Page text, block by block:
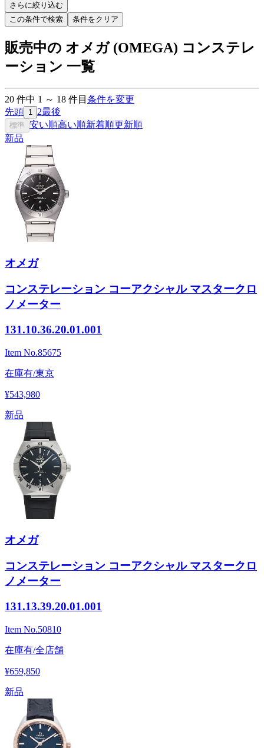
さらに絞り込む
この条件で検索
条件をクリア
販売中の オメガ (OMEGA) コンステレ
ーション 一覧
20 件中 1 ～ 18 件目 条件を変更
先頭 1 2最後
標準 安い順高い順新着順更新順
新品
オメガ
コンステレーション コーアクシャル マスタークロ
ノメーター
131.10.36.20.01.001
Item No.85675
在庫有/東京
¥543,980
新品
オメガ
コンステレーション コーアクシャル マスタークロ
ノメーター
131.13.39.20.01.001
Item No.50810
在庫有/全店舗
¥659,850
新品